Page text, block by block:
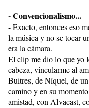
- Convencionalismo...
- Exacto, entonces eso
la música y no se tocar
era la cámara.
El clip me dio lo que yo
cabeza, vincularme al
Buitres, de Níquel, de
camino y en su
amistad, con Alvacast,